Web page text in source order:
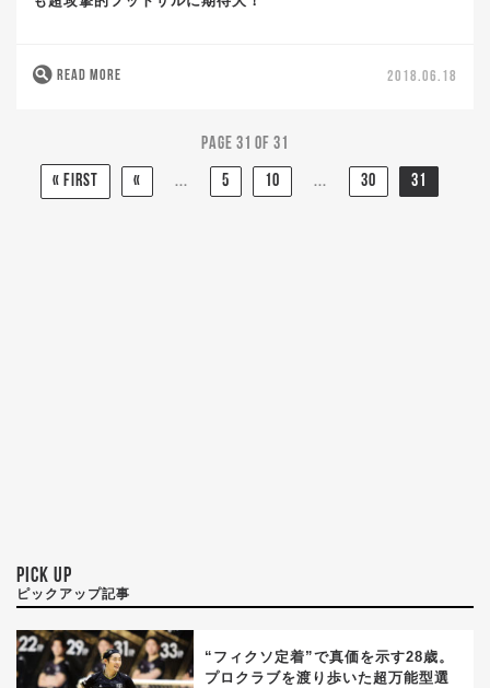
READ MORE 2018.06.18
Page 31 of 31
« First « ... 5 10 ... 30 31
PICK UP
ピックアップ記事
“フィクソ定着”で真価を示す28歳。
プロクラブを渡り歩いた超万能型選